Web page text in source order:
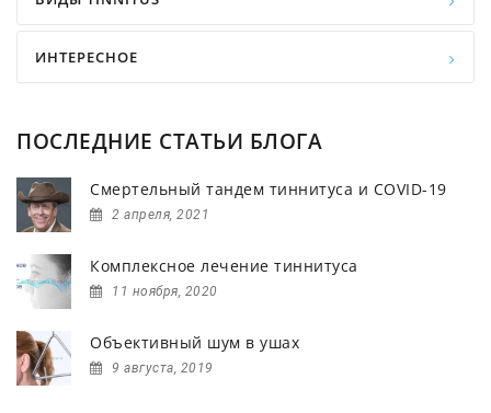
ИНТЕРЕСНОЕ
ПОСЛЕДНИЕ СТАТЬИ БЛОГА
Смертельный тандем тиннитуса и COVID-19
2 апреля, 2021
Комплексное лечение тиннитуса
11 ноября, 2020
Объективный шум в ушах
9 августа, 2019